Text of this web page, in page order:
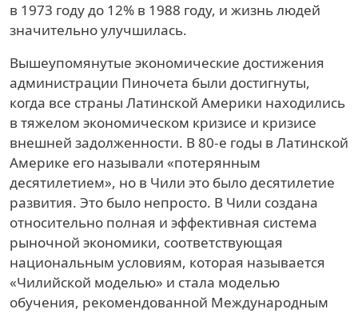
в 1973 году до 12% в 1988 году, и жизнь людей
значительно улучшилась.
Вышеупомянутые экономические достижения
администрации Пиночета были достигнуты,
когда все страны Латинской Америки находились
в тяжелом экономическом кризисе и кризисе
внешней задолженности. В 80-е годы в Латинской
Америке его называли «потерянным
десятилетием», но в Чили это было десятилетие
развития. Это было непросто. В Чили создана
относительно полная и эффективная система
рыночной экономики, соответствующая
национальным условиям, которая называется
«Чилийской моделью» и стала моделью
обучения, рекомендованной Международным